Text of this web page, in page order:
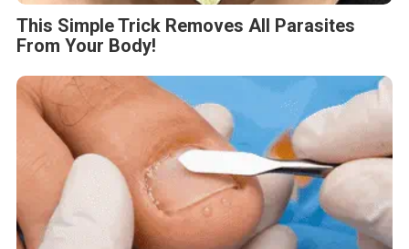
This Simple Trick Removes All Parasites
From Your Body!